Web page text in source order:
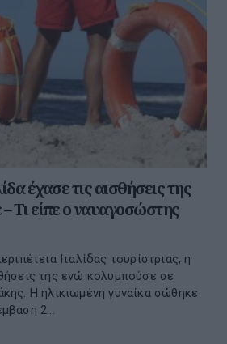
έχασε τις αισθήσεις της
Τι είπε ο ναυαγοσώστης
Ιταλίδας τουρίστριας, η
της ενώ κολυμπούσε σε
Η ηλικιωμένη γυναίκα σώθηκε
2...